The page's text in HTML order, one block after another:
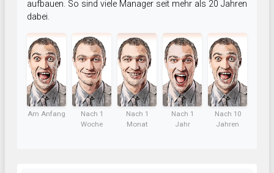
aufbauen. So sind viele Manager seit mehr als 20 Jahren
dabei.
Am Anfang
Nach 1
Woche
Nach 1
Monat
Nach 1
Jahr
Nach 10
Jahren